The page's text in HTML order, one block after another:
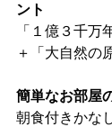
ント
「１億３千万
＋「大自然の
簡単なお部屋
朝食付きかな